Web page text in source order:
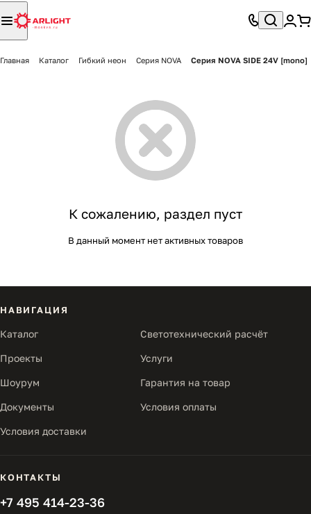
Главная Каталог Гибкий неон Серия NOVA Серия NOVA SIDE 24V [mono]
К сожалению, раздел пуст
В данный момент нет активных товаров
НАВИГАЦИЯ
Каталог Светотехнический расчёт
Проекты Услуги
Шоурум Гарантия на товар
Документы Условия оплаты
Условия доставки
КОНТАКТЫ
+7 495 414-23-36